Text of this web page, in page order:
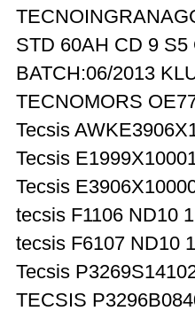
STD 60AH CD 9
BATCH:06/2013
TECNOMORS
Tecsis
Tecsis
Tecsis
tecsis F1106 ND10
tecsis F6107 ND10
Tecsis
TECSIS